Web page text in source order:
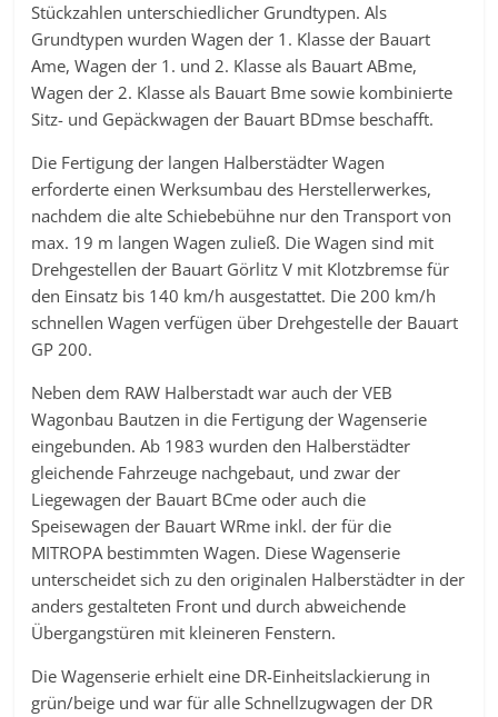
Stückzahlen unterschiedlicher Grundtypen. Als
Grundtypen wurden Wagen der 1. Klasse der Bauart
Ame, Wagen der 1. und 2. Klasse als Bauart ABme,
Wagen der 2. Klasse als Bauart Bme sowie kombinierte
Sitz- und Gepäckwagen der Bauart BDmse beschafft.
Die Fertigung der langen Halberstädter Wagen
erforderte einen Werksumbau des Herstellerwerkes,
nachdem die alte Schiebebühne nur den Transport von
max. 19 m langen Wagen zuließ. Die Wagen sind mit
Drehgestellen der Bauart Görlitz V mit Klotzbremse für
den Einsatz bis 140 km/h ausgestattet. Die 200 km/h
schnellen Wagen verfügen über Drehgestelle der Bauart
GP 200.
Neben dem RAW Halberstadt war auch der VEB
Wagonbau Bautzen in die Fertigung der Wagenserie
eingebunden. Ab 1983 wurden den Halberstädter
gleichende Fahrzeuge nachgebaut, und zwar der
Liegewagen der Bauart BCme oder auch die
Speisewagen der Bauart WRme inkl. der für die
MITROPA bestimmten Wagen. Diese Wagenserie
unterscheidet sich zu den originalen Halberstädter in der
anders gestalteten Front und durch abweichende
Übergangstüren mit kleineren Fenstern.
Die Wagenserie erhielt eine DR-Einheitslackierung in
grün/beige und war für alle Schnellzugwagen der DR